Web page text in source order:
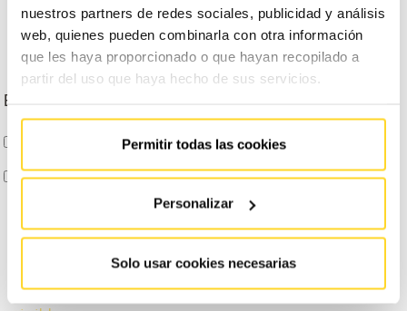
nuestros partners de redes sociales, publicidad y análisis
web, quienes pueden combinarla con otra información
que les haya proporcionado o que hayan recopilado a
partir del uso que haya hecho de sus servicios.
Permitir todas las cookies
Personalizar
Solo usar cookies necesarias
Escribe tu dirección
el tratamiento de mis datos tal y como se describe anteriormente y se explica
AUTORIZOel envío de comunicaciones comerciales
Información básica en protección de datos:
Conforme al RGPD y la LOPDGDD, FAIN ASCENSORES S.A.
tratará los datos facilitados con la finalidad de llamarte con la información que necesites. Para obtener